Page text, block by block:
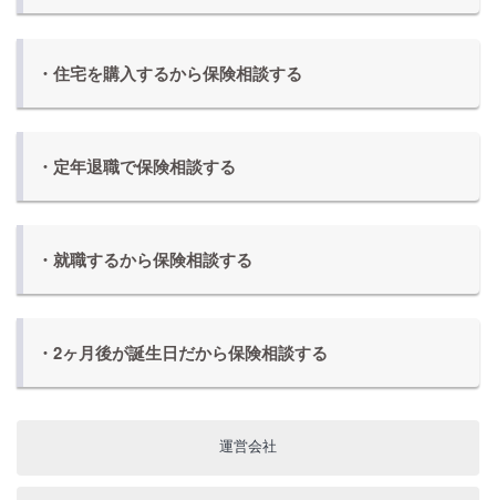
・住宅を購入するから保険相談する
・定年退職で保険相談する
・就職するから保険相談する
・2ヶ月後が誕生日だから保険相談する
運営会社